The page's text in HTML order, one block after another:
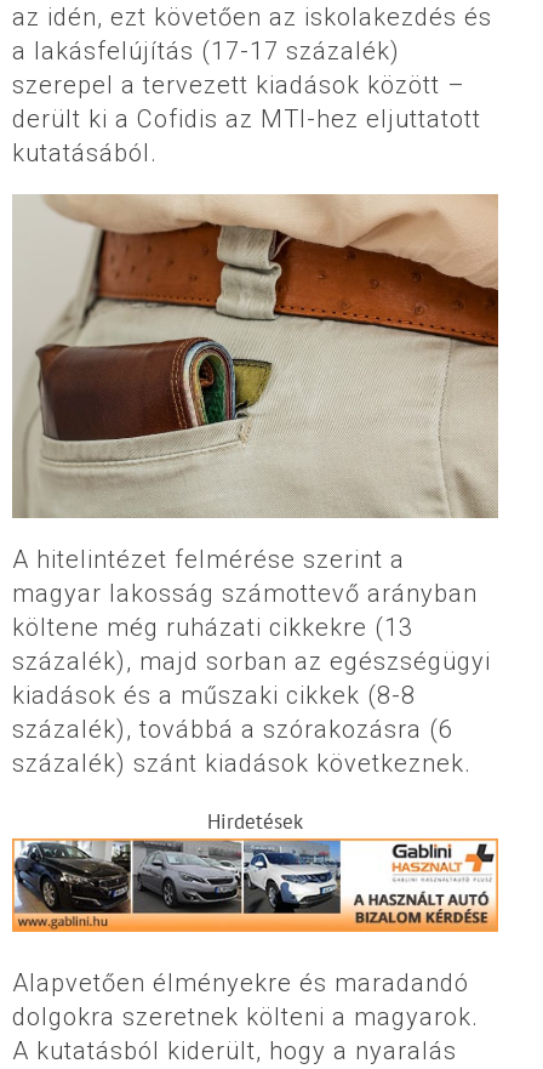
az idén, ezt követően az iskolakezdés és
a lakásfelújítás (17-17 százalék)
szerepel a tervezett kiadások között –
derült ki a Cofidis az MTI-hez eljuttatott
kutatásából.
A hitelintézet felmérése szerint a
magyar lakosság számottevő arányban
költene még ruházati cikkekre (13
százalék), majd sorban az egészségügyi
kiadások és a műszaki cikkek (8-8
százalék), továbbá a szórakozásra (6
százalék) szánt kiadások következnek.
Hirdetések
Alapvetően élményekre és maradandó
dolgokra szeretnek költeni a magyarok.
A kutatásból kiderült, hogy a nyaralás